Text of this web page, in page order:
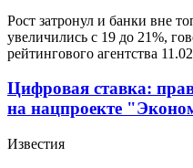
Рост затронул и банки вне
увеличились с 19 до 21%,
рейтингового агентства
Цифровая ставка:
на нацпроекте
Известия